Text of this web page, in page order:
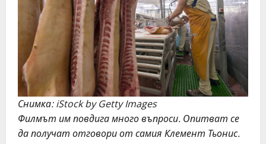
Снимка: iStock by Getty Images
Филмът им повдига много въпроси. Опитват се
да получат отговори от самия Клемент Тьонис.